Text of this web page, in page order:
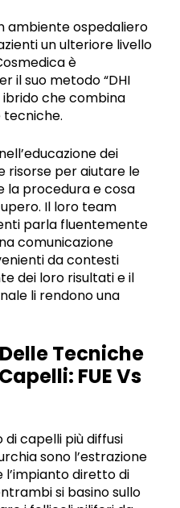
ambiente ospedaliero
un ulteriore livello
è
il suo metodo “DHI
ibrido che combina
dei
risorse per aiutare le
la procedura e cosa
Il loro team
parla fluentemente
comunicazione
da contesti
dei loro risultati e il
li rendono una
Tecniche
FUE Vs
capelli più diffusi
sono l’estrazione
l’impianto diretto di
si basino sullo